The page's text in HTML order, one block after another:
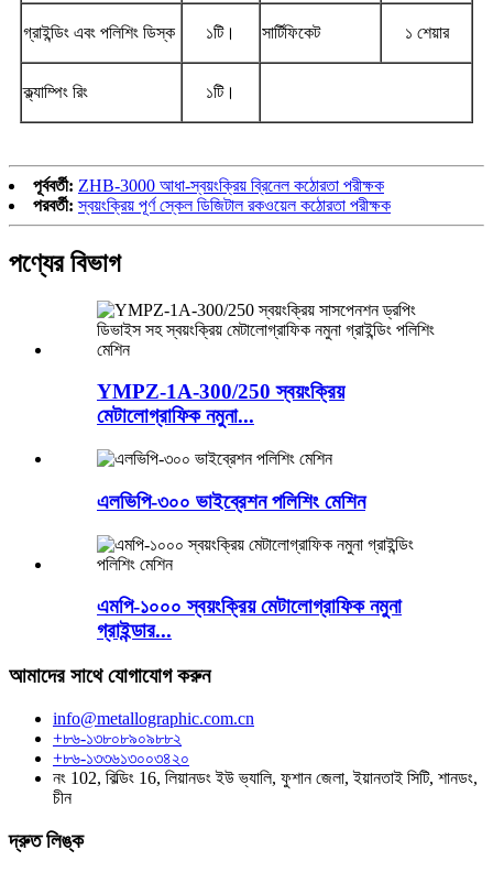
গ্রাইন্ডিং এবং পলিশিং ডিস্ক ১টি। সার্টিফিকেট ১ শেয়ার
ক্ল্যাম্পিং রিং ১টি।
পূর্ববর্তী: ZHB-3000 আধা-স্বয়ংক্রিয় ব্রিনেল কঠোরতা পরীক্ষক
পরবর্তী: স্বয়ংক্রিয় পূর্ণ স্কেল ডিজিটাল রকওয়েল কঠোরতা পরীক্ষক
পণ্যের বিভাগ
YMPZ-1A-300/250 স্বয়ংক্রিয়
মেটালোগ্রাফিক নমুনা...
এলভিপি-৩০০ ভাইব্রেশন পলিশিং মেশিন
এমপি-১০০০ স্বয়ংক্রিয় মেটালোগ্রাফিক নমুনা
গ্রাইন্ডার...
আমাদের সাথে যোগাযোগ করুন
info@metallographic.com.cn
+৮৬-১৩৮০৮৯০৯৮৮২
+৮৬-১৩৩৬১৩০০৩৪২০
নং 102, বিল্ডিং 16, লিয়ানডং ইউ ভ্যালি, ফুশান জেলা, ইয়ানতাই সিটি, শানডং,
চীন
দ্রুত লিঙ্ক